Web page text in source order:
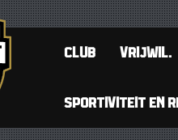
CLUB VRIJWIL.
SPORTIVITEIT EN